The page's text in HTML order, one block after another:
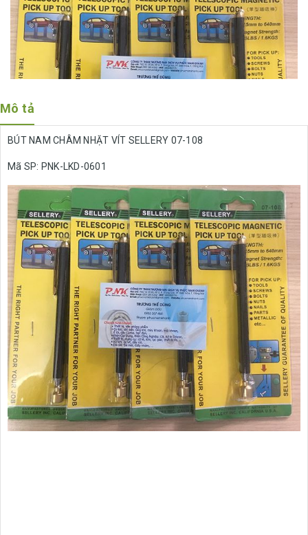
Tags:Điện công nghiệp
Mô tả
BÚT NAM CHÂM NHẶT VÍT SELLERY 07-108
Mã SP: PNK-LKD-0601